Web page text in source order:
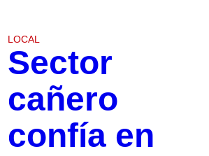
LOCAL
Sector
cañero
confía en